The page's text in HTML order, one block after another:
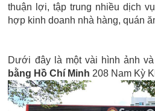
thuận lợi, tập trung nhiều dịch
hợp kinh doanh nhà hàng, quán
Dưới đây là một vài hình ảnh
bằng Hồ Chí Minh 208 Nam Kỳ